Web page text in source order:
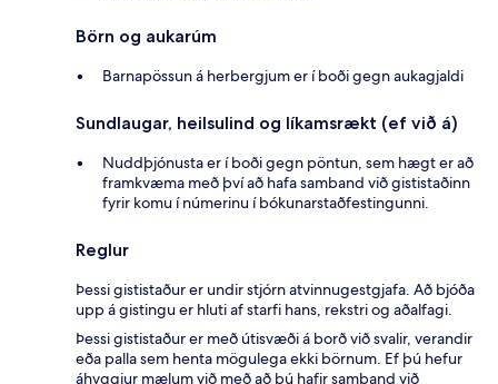
Börn og aukarúm
Barnapössun á herbergjum er í boði gegn aukagjaldi
Sundlaugar, heilsulind og líkamsrækt (ef við á)
Nuddþjónusta er í boði gegn pöntun, sem hægt er að
framkvæma með því að hafa samband við gististaðinn
fyrir komu í númerinu í bókunarstaðfestingunni.
Reglur
Þessi gististaður er undir stjórn atvinnugestgjafa. Að bjóða
upp á gistingu er hluti af starfi hans, rekstri og aðalfagi.
Þessi gististaður er með útisvæði á borð við svalir, verandir
eða palla sem henta mögulega ekki börnum. Ef þú hefur
áhyggjur mælum við með að þú hafir samband við